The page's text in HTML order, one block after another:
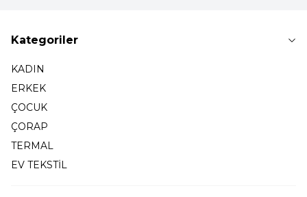
Kategoriler
KADIN
ERKEK
ÇOCUK
ÇORAP
TERMAL
EV TEKSTİL